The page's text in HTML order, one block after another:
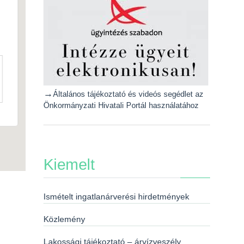
→ Általános tájékoztató és videós segédlet az
Önkormányzati Hivatali Portál használatához
Kiemelt
Ismételt ingatlanárverési hirdetmények
Közlemény
Lakossági tájékoztató – árvízveszély